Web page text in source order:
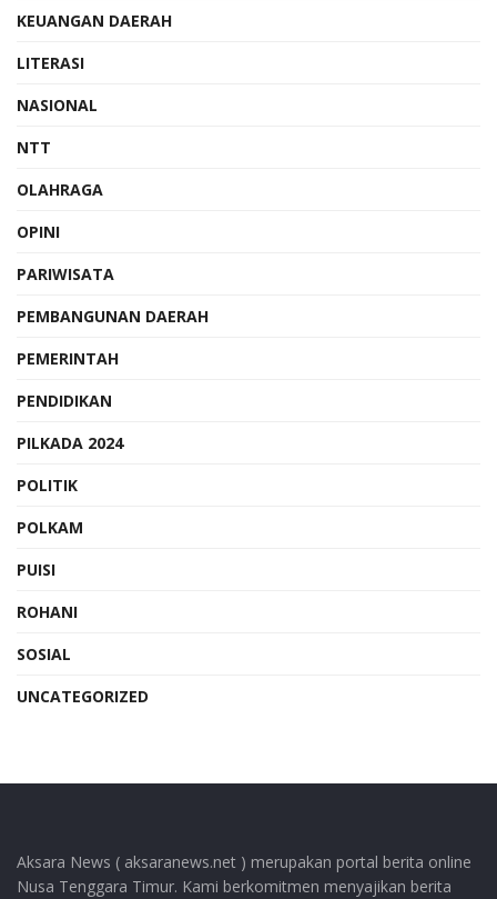
KEUANGAN DAERAH
LITERASI
NASIONAL
NTT
OLAHRAGA
OPINI
PARIWISATA
PEMBANGUNAN DAERAH
PEMERINTAH
PENDIDIKAN
PILKADA 2024
POLITIK
POLKAM
PUISI
ROHANI
SOSIAL
UNCATEGORIZED
Aksara News ( aksaranews.net ) merupakan portal berita online
Nusa Tenggara Timur. Kami berkomitmen menyajikan berita